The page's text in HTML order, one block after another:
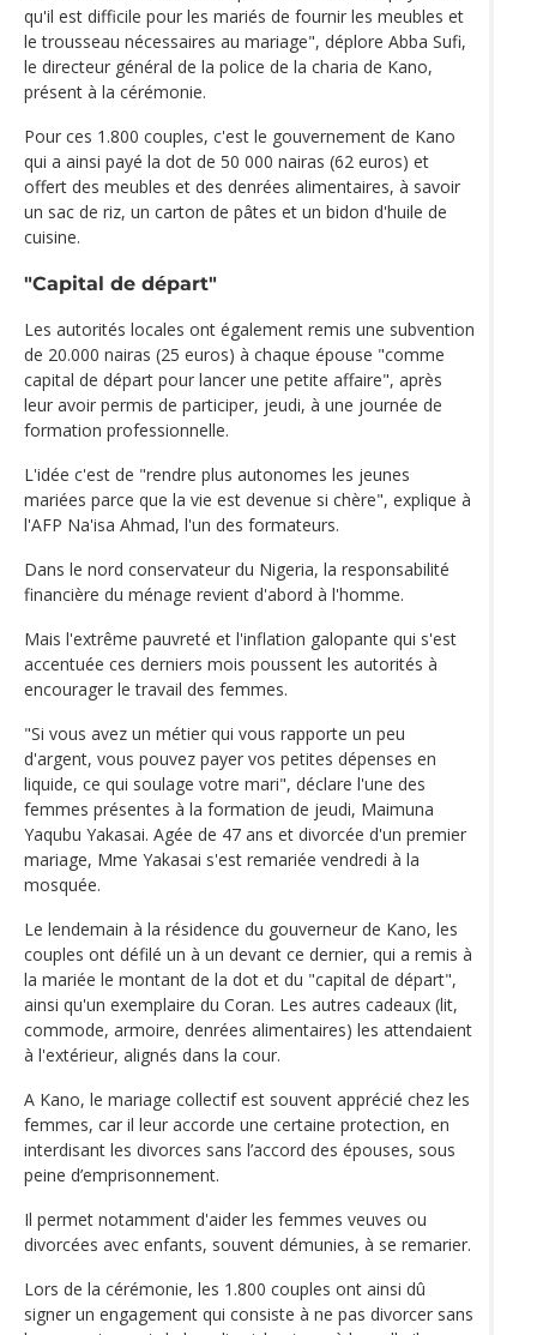
qu'il est difficile pour les mariés de fournir les meubles et
le trousseau nécessaires au mariage", déplore Abba Sufi,
le directeur général de la police de la charia de Kano,
présent à la cérémonie.
Pour ces 1.800 couples, c'est le gouvernement de Kano
qui a ainsi payé la dot de 50 000 nairas (62 euros) et
offert des meubles et des denrées alimentaires, à savoir
un sac de riz, un carton de pâtes et un bidon d'huile de
cuisine.
"Capital de départ"
Les autorités locales ont également remis une subvention
de 20.000 nairas (25 euros) à chaque épouse "comme
capital de départ pour lancer une petite affaire", après
leur avoir permis de participer, jeudi, à une journée de
formation professionnelle.
L'idée c'est de "rendre plus autonomes les jeunes
mariées parce que la vie est devenue si chère", explique à
l'AFP Na'isa Ahmad, l'un des formateurs.
Dans le nord conservateur du Nigeria, la responsabilité
financière du ménage revient d'abord à l'homme.
Mais l'extrême pauvreté et l'inflation galopante qui s'est
accentuée ces derniers mois poussent les autorités à
encourager le travail des femmes.
"Si vous avez un métier qui vous rapporte un peu
d'argent, vous pouvez payer vos petites dépenses en
liquide, ce qui soulage votre mari", déclare l'une des
femmes présentes à la formation de jeudi, Maimuna
Yaqubu Yakasai. Agée de 47 ans et divorcée d'un premier
mariage, Mme Yakasai s'est remariée vendredi à la
mosquée.
Le lendemain à la résidence du gouverneur de Kano, les
couples ont défilé un à un devant ce dernier, qui a remis à
la mariée le montant de la dot et du "capital de départ",
ainsi qu'un exemplaire du Coran. Les autres cadeaux (lit,
commode, armoire, denrées alimentaires) les attendaient
à l'extérieur, alignés dans la cour.
A Kano, le mariage collectif est souvent apprécié chez les
femmes, car il leur accorde une certaine protection, en
interdisant les divorces sans l’accord des épouses, sous
peine d’emprisonnement.
Il permet notamment d'aider les femmes veuves ou
divorcées avec enfants, souvent démunies, à se remarier.
Lors de la cérémonie, les 1.800 couples ont ainsi dû
signer un engagement qui consiste à ne pas divorcer sans